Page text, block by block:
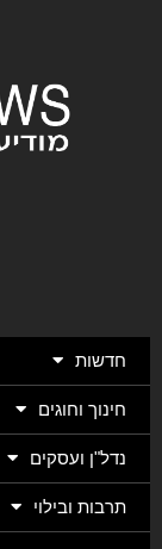
חדשות
חינוך וחוגים
נדל"ן ועסקים
תרבות ובילוי